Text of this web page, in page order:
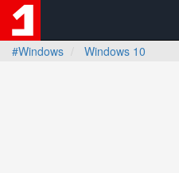
#Windows
Windows 10